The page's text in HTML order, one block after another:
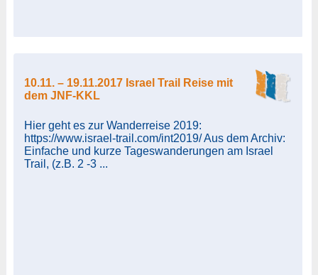
10.11. – 19.11.2017 Israel Trail Reise mit
dem JNF-KKL
Hier geht es zur Wanderreise 2019:
https://www.israel-trail.com/int2019/ Aus dem Archiv:
Einfache und kurze Tageswanderungen am Israel
Trail, (z.B. 2 -3 ...